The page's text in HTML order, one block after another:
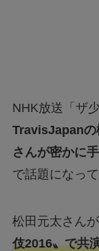
NHK放送「ザ
TravisJapanの
さんが密かに
で話題になって
松田元太さんが
伎2016〟で共